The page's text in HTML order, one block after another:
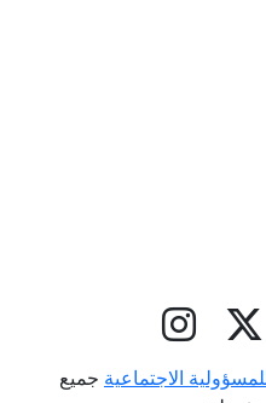
الاجتماعية جميع